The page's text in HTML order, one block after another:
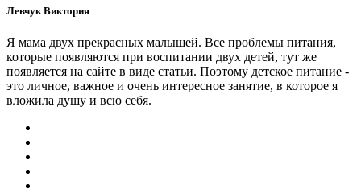
Левчук Виктория
Я мама двух прекрасных малышей. Все проблемы питания,
которые появляются при воспитании двух детей, тут же
появляется на сайте в виде статьи. Поэтому детское питание -
это личное, важное и очень интересное занятие, в которое я
вложила душу и всю себя.